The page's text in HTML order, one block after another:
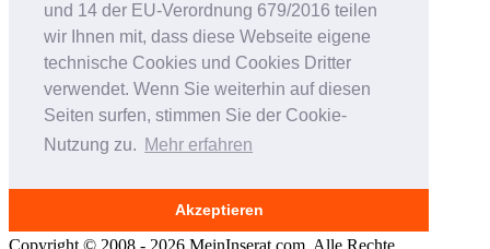
und 14 der EU-Verordnung 679/2016 teilen
wir Ihnen mit, dass diese Webseite eigene
technische Cookies und Cookies Dritter
verwendet. Wenn Sie weiterhin auf diesen
Seiten surfen, stimmen Sie der Cookie-
Nutzung zu. Mehr erfahren
Akzeptieren
Studenteninserate.at
Kleinanzeigen-Suedtirol.com
RC-Flohmarkt.com
MeinInserat.at
MeinInserat.com
Auswandern nach Südtirol
AnnunciPratici.it
MeinInserat.it
Smartphone Audioguides
Erinnerungsportal für Verstorbene